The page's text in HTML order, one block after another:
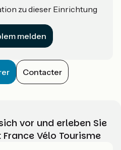
zu dieser Einrichtung
melden
Contacter
vor und erleben Sie
Vélo Tourisme